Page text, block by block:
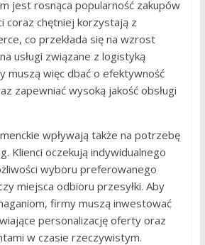
jest rosnąca popularność zakupów
coraz chętniej korzystają z
co przekłada się na wzrost
usługi związane z logistyką
muszą więc dbać o efektywność
zapewniać wysoką jakość obsługi
wpływają także na potrzebę
Klienci oczekują indywidualnego
wyboru preferowanego
miejsca odbioru przesyłki. Aby
firmy muszą inwestować
personalizację oferty oraz
w czasie rzeczywistym.